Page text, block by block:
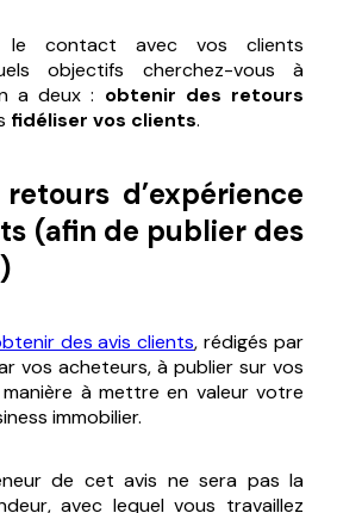
le contact avec vos clients
objectifs cherchez-vous à
a deux : obtenir des retours
fidéliser vos clients.
d’expérience
(afin de publier des
des avis clients, rédigés par
vos acheteurs, à publier sur vos
à mettre en valeur votre
immobilier.
de cet avis ne sera pas la
avec lequel vous travaillez